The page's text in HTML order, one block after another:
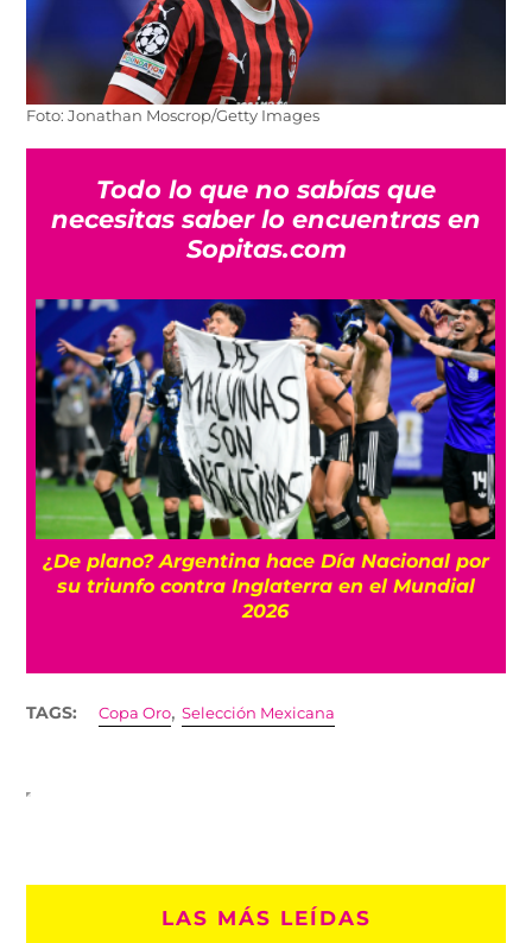
Foto: Jonathan Moscrop/Getty Images
Todo lo que no sabías que
necesitas saber lo encuentras en
Sopitas.com
¿De plano? Argentina hace Día Nacional por
su triunfo contra Inglaterra en el Mundial
2026
TAGS: Copa Oro,Selección Mexicana
LAS MÁS LEÍDAS